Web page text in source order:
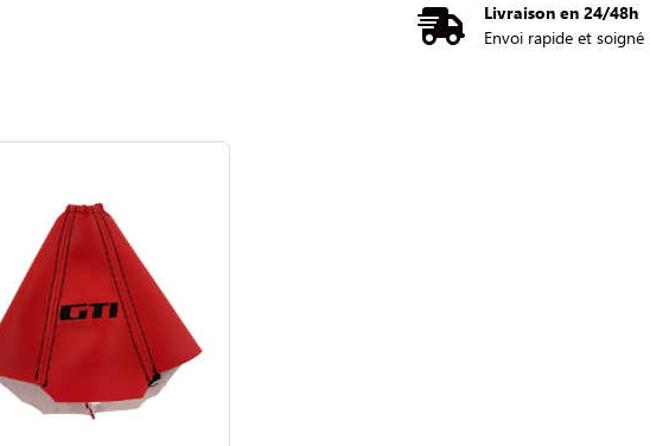
Livraison en 24/48h
Envoi rapide et soigné